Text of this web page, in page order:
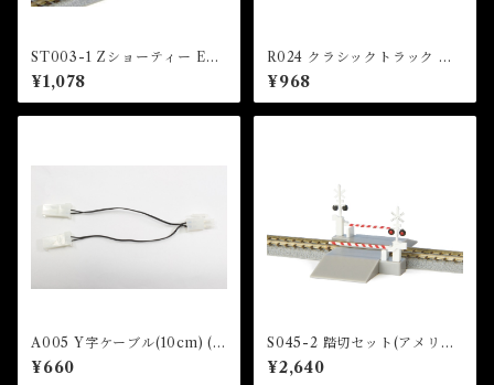
ST003-1 Zショーティー EF6
6 電気機関車 ( Z SHORTY E
F66 Electric Locomotive)
¥1,078
R024 クラシックトラック 直
線レール 55mm(2本入) (CLA
SSIC TRACK Straight Trac
k 55mm x 2 pcs (With Pow
¥968
A005 Y字ケーブル(10cm) (Y
Cable for turnout (10 cm) x
1 pc)
¥660
S045-2 踏切セット(アメリカ
型) (RAILROAD CROSSING
SET (US TYPE))
¥2,640